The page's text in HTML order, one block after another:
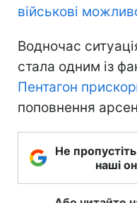
військові
Водночас
стала одним із
Пентагон
поповнення
Не
наші